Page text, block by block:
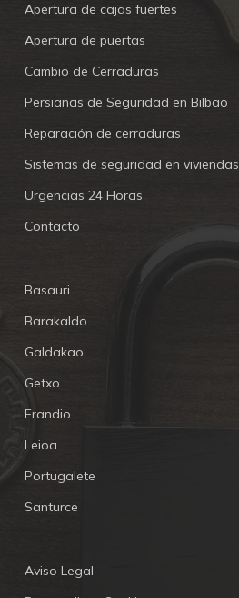
Apertura de cajas fuertes
Apertura de puertas
Cambio de Cerraduras
Persianas de Seguridad en Bilbao
Reparación de cerraduras
Sistemas de seguridad en viviendas
Urgencias 24 Horas
Contacto
Basauri
Barakaldo
Galdakao
Getxo
Erandio
Leioa
Portugalete
Santurce
Aviso Legal